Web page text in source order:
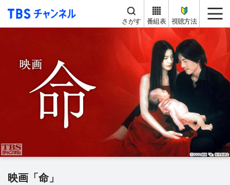
TBS チャンネル
さがす 番組表 視聴方法
映画「命」